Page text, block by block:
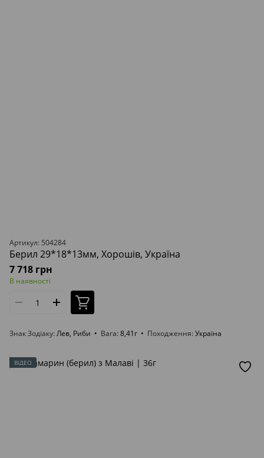
Артикул: 504284
Берил 29*18*13мм, Хорошів, Україна
7 718 грн
В наявності
Знак Зодіаку Лев, Риби Вага 8,41г Походження Україна
ВІДЕО